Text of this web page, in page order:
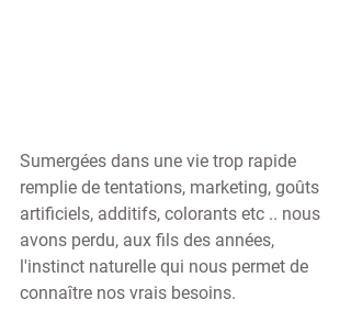
Sumergées dans une vie trop rapide
remplie de tentations, marketing, goûts
artificiels, additifs, colorants etc .. nous
avons perdu, aux fils des années,
l'instinct naturelle qui nous permet de
connaître nos vrais besoins.